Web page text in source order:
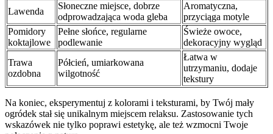
Lawenda
Słoneczne miejsce, dobrze
odprowadzająca woda gleba
Aromatyczna,
przyciąga motyle
Pomidory
koktajlowe
Pełne słońce, regularne
podlewanie
Świeże owoce,
dekoracyjny wygląd
Trawa
ozdobna
Półcień, umiarkowana
wilgotność
Łatwa w
utrzymaniu, dodaje
tekstury
Na koniec, eksperymentuj z kolorami i teksturami, by Twój mały
ogródek stał się unikalnym miejscem relaksu. Zastosowanie tych
wskazówek nie tylko poprawi estetykę, ale też wzmocni Twoje